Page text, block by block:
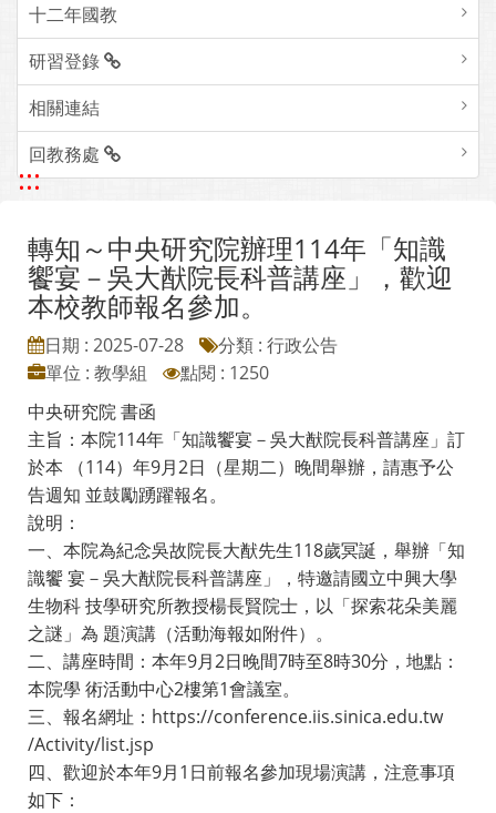
十二年國教
研習登錄
相關連結
回教務處
:::
轉知～中央研究院辦理114年「知識
饗宴－吳大猷院長科普講座」，歡迎
本校教師報名參加。
日期 : 2025-07-28
分類 : 行政公告
單位 : 教學組
點閱 : 1250
中央研究院 書函
主旨：本院114年「知識饗宴－吳大猷院長科普講座」訂
於本 （114）年9月2日（星期二）晚間舉辦，請惠予公
告週知 並鼓勵踴躍報名。
說明：
一、本院為紀念吳故院長大猷先生118歲冥誕，舉辦「知
識饗 宴－吳大猷院長科普講座」，特邀請國立中興大學
生物科 技學研究所教授楊長賢院士，以「探索花朵美麗
之謎」為 題演講（活動海報如附件）。
二、講座時間：本年9月2日晚間7時至8時30分，地點：
本院學 術活動中心2樓第1會議室。
三、報名網址：https://conference.iis.sinica.edu.tw
/Activity/list.jsp
四、歡迎於本年9月1日前報名參加現場演講，注意事項
如下：